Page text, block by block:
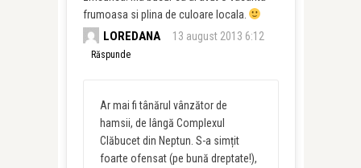
frumoasa si plina de culoare locala.
LOREDANA 13 august 2013 6:12
Răspunde
Ar mai fi tânărul vânzător de
hamsii, de lângă Complexul
Clăbucet din Neptun. S-a simțit
foarte ofensat (pe bună dreptate!),